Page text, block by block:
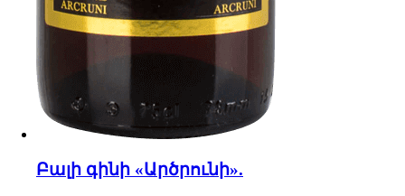
Բալի գինի «Արծրունի».